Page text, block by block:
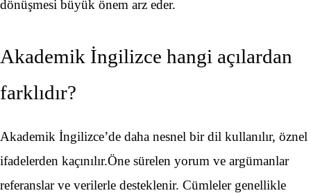
dönüşmesi büyük önem arz eder.
Akademik İngilizce hangi açılardan
farklıdır?
Akademik İngilizce’de daha nesnel bir dil kullanılır, öznel
ifadelerden kaçınılır.Öne sürelen yorum ve argümanlar
referanslar ve verilerle desteklenir. Cümleler genellikle